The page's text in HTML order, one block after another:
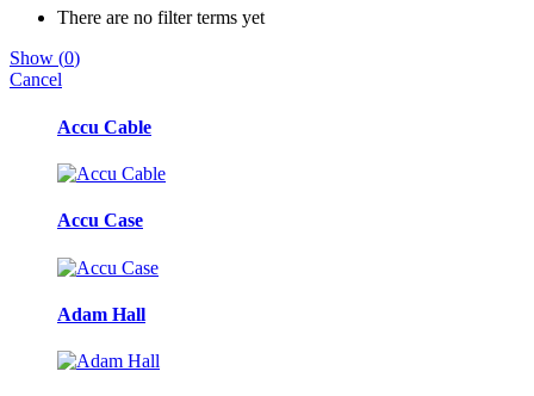
There are no filter terms yet
Show (0)
Cancel
Márkák
karusszel
Accu Cable
Accu Case
Adam Hall